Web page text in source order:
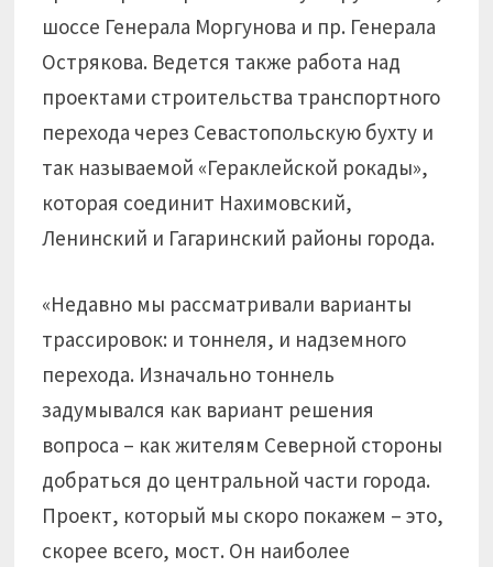
шоссе Генерала Моргунова и пр. Генерала
Острякова. Ведется также работа над
проектами строительства транспортного
перехода через Севастопольскую бухту и
так называемой «Гераклейской рокады»,
которая соединит Нахимовский,
Ленинский и Гагаринский районы города.
«Недавно мы рассматривали варианты
трассировок: и тоннеля, и надземного
перехода. Изначально тоннель
задумывался как вариант решения
вопроса – как жителям Северной стороны
добраться до центральной части города.
Проект, который мы скоро покажем – это,
скорее всего, мост. Он наиболее